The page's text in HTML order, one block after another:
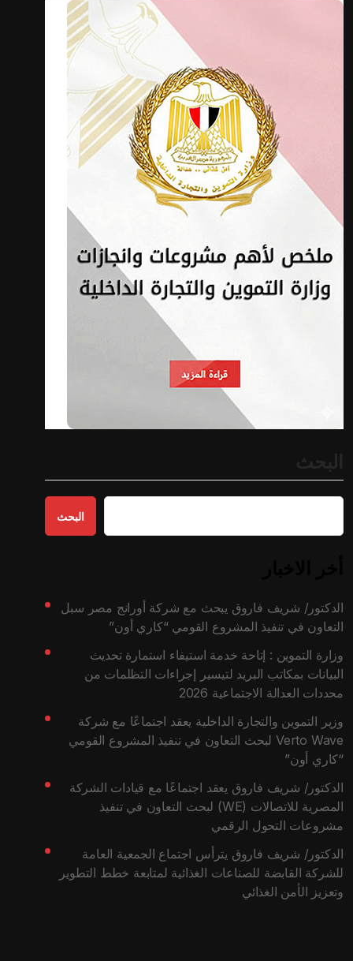
البحث
الدكتور/ شريف فاروق يبحث مع شركة أورانج مصر سبل
التعاون في تنفيذ المشروع القومي “كاري أون”
وزارة التموين : إتاحة خدمة استيفاء استمارة تحديث
البيانات بمكاتب البريد لتيسير إجراءات التظلمات من
محددات العدالة الاجتماعية 2026
وزير التموين والتجارة الداخلية يعقد اجتماعًا مع شركة
Verto Wave لبحث التعاون في تنفيذ المشروع القومي
“كاري أون”
الدكتور/ شريف فاروق يعقد اجتماعًا مع قيادات الشركة
المصرية للاتصالات (WE) لبحث التعاون في تنفيذ
مشروعات التحول الرقمي
الدكتور/ شريف فاروق يترأس اجتماع الجمعية العامة
للشركة القابضة للصناعات الغذائية لمتابعة خطط التطوير
وتعزيز الأمن الغذائي